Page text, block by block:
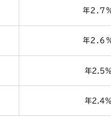
年2.7
年2.6
年2.5％
年2.4%